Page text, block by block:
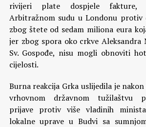
rivijeri plate dospjele fakture,
Arbitražnom sudu u Londonu protiv
zbog štete od sedam miliona eura
jer zbog spora oko crkve Aleksandra
Sv. Gospođe, nisu mogli obnoviti
cijelosti.
Burna reakcija Grka uslijedila je
vrhovnom državnom tužilaštvu
prijave protiv više vladinih
lokalne uprave u Budvi sa